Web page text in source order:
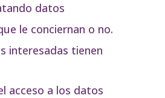
datos
le conciernan o no.
interesadas tienen
acceso a los datos